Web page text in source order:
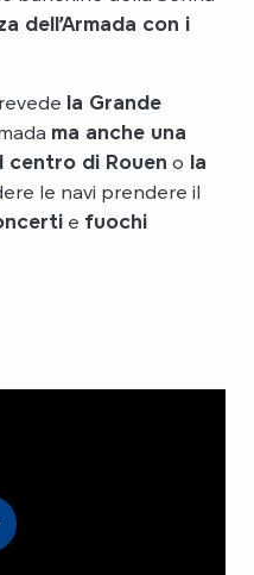
dell’Armada con i
la Grande
ma anche una
centro di Rouen o la
le navi prendere il
e fuochi